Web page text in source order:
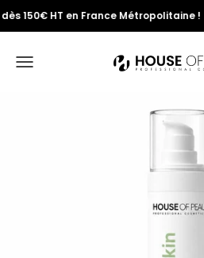
Passer au contenu
HT en France Métropolitaine !
Ouvrir la navigationHouse of Peau